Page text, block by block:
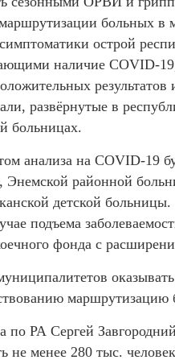
больных в
острой
наличие COVID-19,
результатов
развёрнутые в
больницах.
анализа на COVID-19
Энемской районной
детской
подъема
фонда с
маршрутизацию
по РА Сергей
менее 280 тыс.